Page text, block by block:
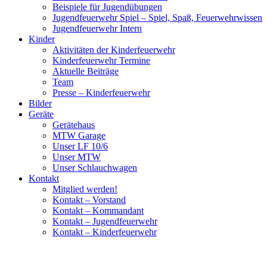
Beispiele für Jugendübungen
Jugendfeuerwehr Spiel – Spiel, Spaß, Feuerwehrwissen
Jugendfeuerwehr Intern
Kinder
Aktivitäten der Kinderfeuerwehr
Kinderfeuerwehr Termine
Aktuelle Beiträge
Team
Presse – Kinderfeuerwehr
Bilder
Geräte
Gerätehaus
MTW Garage
Unser LF 10/6
Unser MTW
Unser Schlauchwagen
Kontakt
Mitglied werden!
Kontakt – Vorstand
Kontakt – Kommandant
Kontakt – Jugendfeuerwehr
Kontakt – Kinderfeuerwehr